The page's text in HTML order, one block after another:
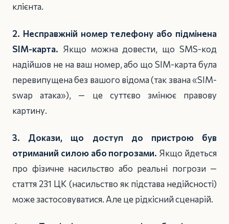
клієнта.
2. Несправжній номер телефону або підмінена
SIM-карта. Якщо можна довести, що SMS-код
надійшов не на ваш номер, або що SIM-карта була
перевипущена без вашого відома (так звана «SIM-
swap атака»), — це суттєво змінює правову
картину.
3. Докази, що доступ до пристрою був
отриманий силою або погрозами. Якщо йдеться
про фізичне насильство або реальні погрози —
стаття 231 ЦК (насильство як підстава недійсності)
може застосовуватися. Але це рідкісний сценарій.